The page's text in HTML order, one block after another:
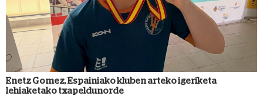
Enetz Gomez, Espainiako kluben arteko igeriketa
lehiaketako txapeldunorde